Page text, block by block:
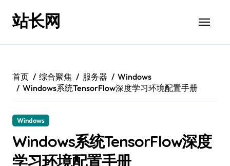
站长网
首页 综合聚焦 服务器
Windows
Windows系统TensorFlow深度学习环境配置手册
Windows
Windows系统TensorFlow深度
学习环境配置手册